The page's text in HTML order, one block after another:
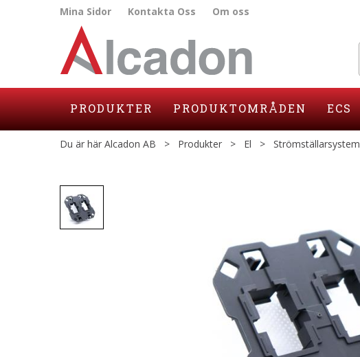
Mina Sidor Kontakta Oss Om oss
PRODUKTER PRODUKTOMRÅDEN ECS
Du är här Alcadon AB > Produkter > El > Strömställarsystem